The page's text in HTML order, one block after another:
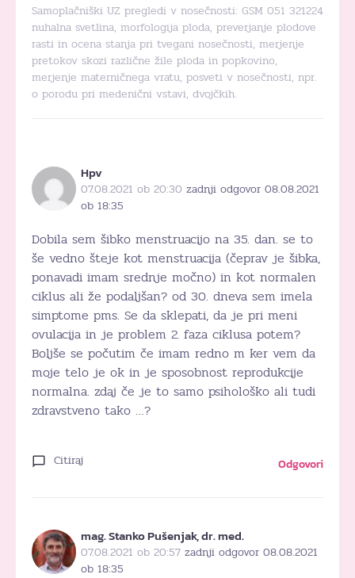
Samoplačniški UZ pregledi v nosečnosti: GSM 051 321224
nuhalna svetlina, morfologija ploda, preverjanje plodove
rasti in ocena stanja pri tvegani nosečnosti, merjenje
pretokov skozi različne žile ploda in popkovino,
merjenje materničnega vratu, posveti v nosečnosti, npr.
o porodu pri medenični vstavi, dvojčkih.
Hpv
07.08.2021 ob 20:30 zadnji odgovor 08.08.2021
ob 18:35
Dobila sem šibko menstruacijo na 35. dan. se to
še vedno šteje kot menstruacija (čeprav je šibka,
ponavadi imam srednje močno) in kot normalen
ciklus ali že podaljšan? od 30. dneva sem imela
simptome pms. Se da sklepati, da je pri meni
ovulacija in je problem 2. faza ciklusa potem?
Boljše se počutim če imam redno m ker vem da
moje telo je ok in je sposobnost reprodukcije
normalna. zdaj če je to samo psihološko ali tudi
zdravstveno tako …?
Citiraj Odgovori
mag. Stanko Pušenjak, dr. med.
07.08.2021 ob 20:57 zadnji odgovor 08.08.2021
ob 18:35